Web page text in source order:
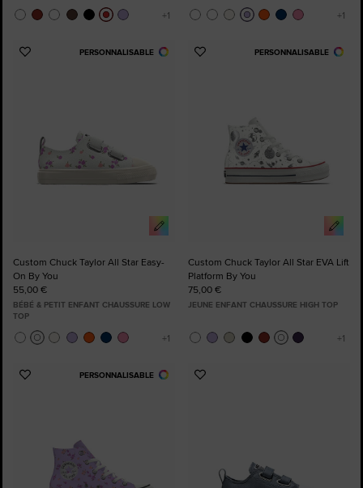
PERSONNALISABLE
Ajouter
Custom Chuck Taylor All Star Easy-
On By You
55,00 €
BÉBÉ & PETIT ENFANT CHAUSSURE LOW
TOP
PERSONNALISABLE
Ajouter
Custom Chuck Taylor All Star EVA Lift
Platform By You
75,00 €
JEUNE ENFANT CHAUSSURE HIGH TOP
PERSONNALISABLE
Ajouter
Ajouter